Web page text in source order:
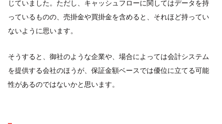
じていました。ただし、キャッシュフローに関してはデータを持
っているものの、売掛金や買掛金を含めると、それほど持ってい
ないように思います。
そうすると、御社のような企業や、場合によっては会計システム
を提供する会社のほうが、保証金額ベースでは優位に立てる可能
性があるのではないかと思います。